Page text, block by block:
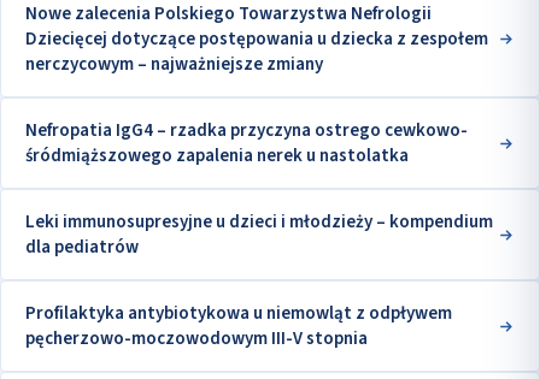
Nowe zalecenia Polskiego Towarzystwa Nefrologii
Dziecięcej dotyczące postępowania u dziecka z zespołem
nerczycowym – najważniejsze zmiany
Nefropatia IgG4 – rzadka przyczyna ostrego cewkowo-
śródmiąższowego zapalenia nerek u nastolatka
Leki immunosupresyjne u dzieci i młodzieży – kompendium
dla pediatrów
Profilaktyka antybiotykowa u niemowląt z odpływem
pęcherzowo-moczowodowym III-V stopnia